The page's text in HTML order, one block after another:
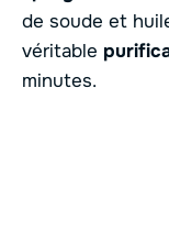
de soude et
véritable
minutes.